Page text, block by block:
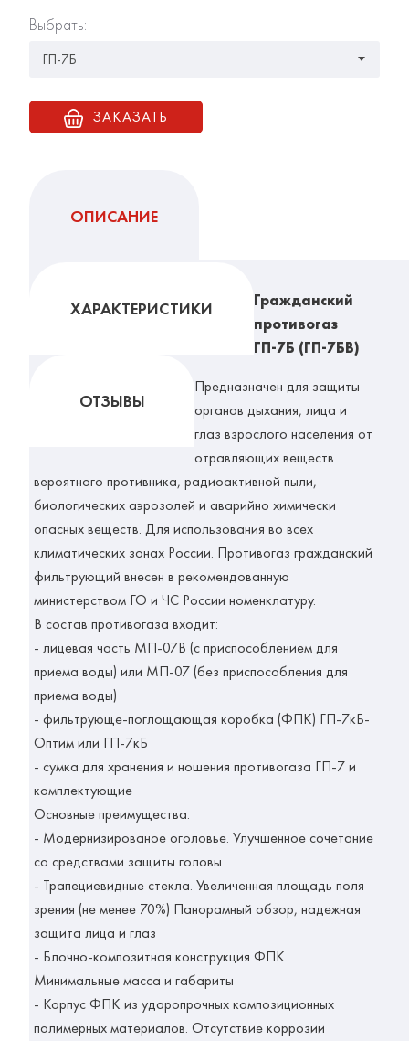
Выбрать:
ЗАКАЗАТЬ
ОПИСАНИЕ
ХАРАКТЕРИСТИКИ
ОТЗЫВЫ
Гражданский
противогаз
ГП-7Б (ГП-7БВ)
Предназначен для защиты
органов дыхания, лица и
глаз взрослого населения от
отравляющих веществ
вероятного противника, радиоактивной пыли,
биологических аэрозолей и аварийно химически
опасных веществ. Для использования во всех
климатических зонах России. Противогаз гражданский
фильтрующий внесен в рекомендованную
министерством ГО и ЧС России номенклатуру.
В состав противогаза входит:
- лицевая часть МП-07В (с приспособлением для
приема воды) или МП-07 (без приспособления для
приема воды)
- фильтрующе-поглощающая коробка (ФПК) ГП-7кБ-
Оптим или ГП-7кБ
- сумка для хранения и ношения противогаза ГП-7 и
комплектующие
Основные преимущества:
- Модернизированое оголовье. Улучшенное сочетание
со средствами защиты головы
- Трапециевидные стекла. Увеличенная площадь поля
зрения (не менее 70%) Панорамный обзор, надежная
защита лица и глаз
- Блочно-композитная конструкция ФПК.
Минимальные масса и габариты
- Корпус ФПК из ударопрочных композиционных
полимерных материалов. Отсутствие коррозии